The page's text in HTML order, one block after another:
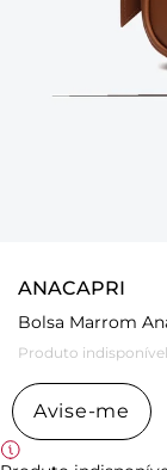
ANACAPRI
Bolsa Marrom
Produto indisponível
Avise-me